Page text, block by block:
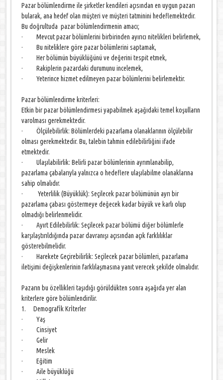
Pazar bölümlendirme ile şirketler kendileri açısından en uygun pazarı
bularak, ana hedef olan müşteri ve müşteri tatminini hedeflemektedir.
Bu doğrultuda pazar bölümlendirmenin amacı;
· Mevcut pazar bölümlerini birbirinden ayırıcı nitelikleri belirlemek,
· Bu niteliklere göre pazar bölümlerini saptamak,
· Her bölümün büyüklüğünü ve değerini tespit etmek,
· Rakiplerin pazardaki durumunu incelemek,
· Yeterince hizmet edilmeyen pazar bölümlerini belirlemektir.
Pazar bölümlendirme kriterleri:
Etkin bir pazar bölümlendirmesi yapabilmek aşağıdaki temel koşulların
varolması gerekmektedir.
· Ölçülebilirlik: Bölümlerdeki pazarlama olanaklarının ölçülebilir
olması gerekmektedir. Bu, talebin tahmin edilebilirliğini ifade
etmektedir.
· Ulaşılabilirlik: Belirli pazar bölümlerinin ayrımlanabilip,
pazarlama çabalarıyla yalnızca o hedeflere ulaşılabilme olanaklarına
sahip olmalıdır.
· Yeterlilik (Büyüklük): Seçilecek pazar bölümünün ayrı bir
pazarlama çabası göstermeye değecek kadar büyük ve karlı olup
olmadığı belirlenmelidir.
· Ayırt Edilebilirlik: Seçilecek pazar bölümü diğer bölümlerle
karşılaştırıldığında pazar davranışı açısından açık farklılıklar
gösterebilmelidir.
· Harekete Geçirebilirlik: Seçilecek pazar bölümleri, pazarlama
iletişimi değişkenlerinin farklılaşmasına yanıt verecek şekilde olmalıdır.
Pazarın bu özellikleri taşıdığı görüldükten sonra aşağıda yer alan
kriterlere göre bölümlendirilir.
1. Demografİk Krİterler
· Yaş
· Cinsiyet
· Gelir
· Meslek
· Eğitim
· Aile büyüklüğü